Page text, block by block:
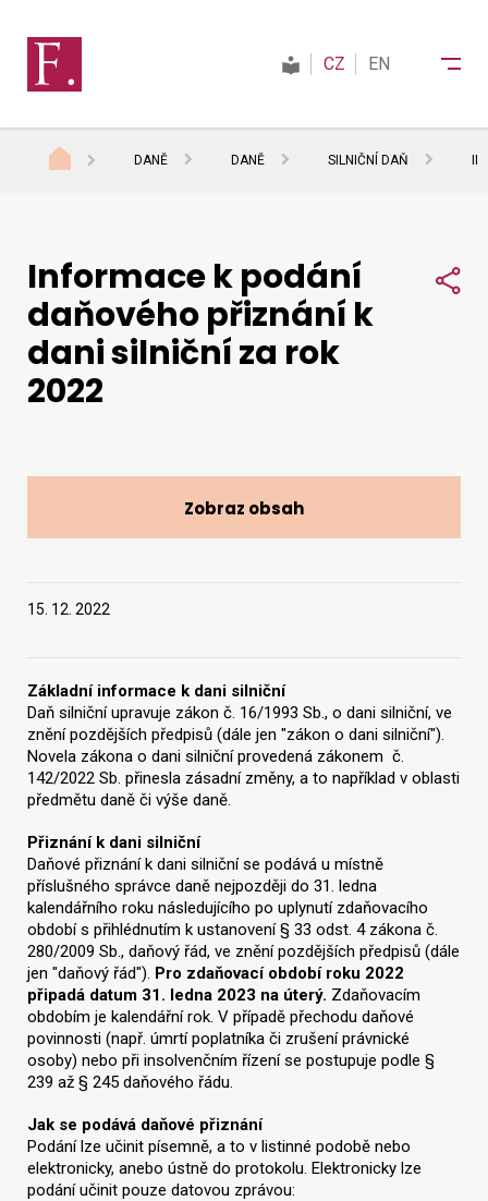
Daně
Mezinárodní spolupráce
CZ EN
DANĚ DANĚ SILNIČNÍ DAŇ
15. 12. 2022
Základní informace k dani silniční
Daň silniční upravuje zákon č. 16/1993 Sb., o dani silniční, ve
znění pozdějších předpisů (dále jen "zákon o dani silniční").
Novela zákona o dani silniční provedená zákonem č.
142/2022 Sb. přinesla zásadní změny, a to například v oblasti
předmětu daně či výše daně.
Přiznání k dani silniční
Daňové přiznání k dani silniční se podává u místně
příslušného správce daně nejpozději do 31. ledna
kalendářního roku následujícího po uplynutí zdaňovacího
období s přihlédnutím k ustanovení § 33 odst. 4 zákona č.
280/2009 Sb., daňový řád, ve znění pozdějších předpisů (dále
jen "daňový řád"). Pro zdaňovací období roku 2022
připadá datum 31. ledna 2023 na úterý. Zdaňovacím
obdobím je kalendářní rok. V případě přechodu daňové
povinnosti (např. úmrtí poplatníka či zrušení právnické
osoby) nebo při insolvenčním řízení se postupuje podle §
239 až § 245 daňového řádu.
Jak se podává daňové přiznání
Podání lze učinit písemně, a to v listinné podobě nebo
elektronicky, anebo ústně do protokolu. Elektronicky lze
podání učinit pouze datovou zprávou:
Informace k podání
daňového přiznání k
dani silniční za rok
2022
Zobraz obsah